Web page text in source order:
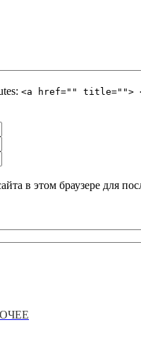
<a href="" title="">
в этом браузере для